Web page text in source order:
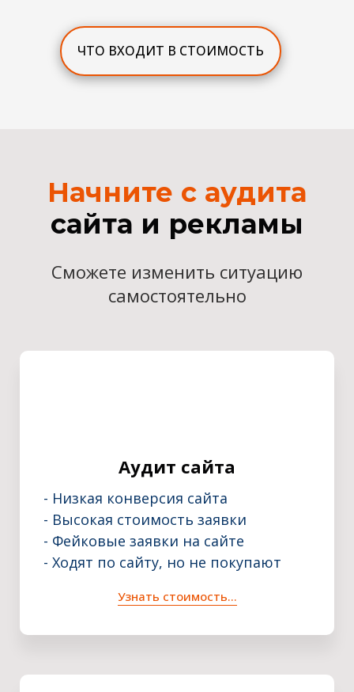
ЧТО ВХОДИТ В СТОИМОСТЬ
Начните с аудита
сайта и рекламы
Сможете изменить ситуацию
самостоятельно
Аудит сайта
- Низкая конверсия сайта
- Высокая стоимость заявки
- Фейковые заявки на сайте
- Ходят по сайту, но не покупают
Узнать стоимость...